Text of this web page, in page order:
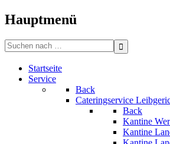
beachten
Sie:
Website
Barrierefreiheitssystem.
Hauptmenü
Search
for:
Startseite
Service
Back
Cateringservice
Back
Kantine
Kantine